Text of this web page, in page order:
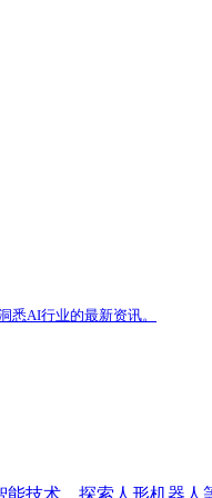
悉AI行业的最新资讯。
技术，探索人形机器人